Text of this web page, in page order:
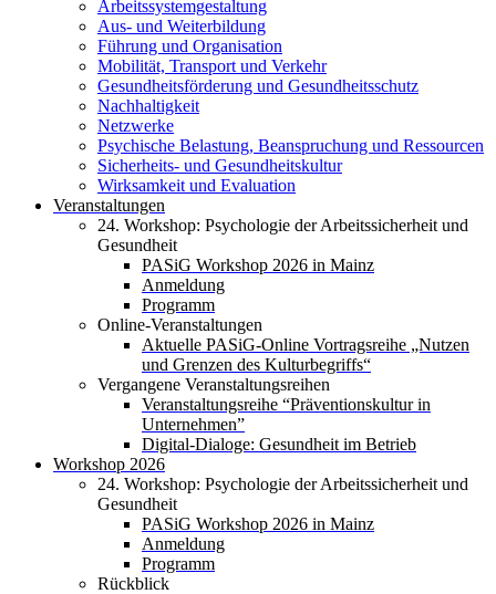
Arbeitssystemgestaltung
Aus- und Weiterbildung
Führung und Organisation
Mobilität, Transport und Verkehr
Gesundheitsförderung und Gesundheitsschutz
Nachhaltigkeit
Netzwerke
Psychische Belastung, Beanspruchung und Ressourcen
Sicherheits- und Gesundheitskultur
Wirksamkeit und Evaluation
Veranstaltungen
24. Workshop: Psychologie der Arbeitssicherheit und
Gesundheit
PASiG Workshop 2026 in Mainz
Anmeldung
Programm
Online-Veranstaltungen
Aktuelle PASiG-Online Vortragsreihe „Nutzen
und Grenzen des Kulturbegriffs“
Vergangene Veranstaltungsreihen
Veranstaltungsreihe “Präventionskultur in
Unternehmen”
Digital-Dialoge: Gesundheit im Betrieb
Workshop 2026
24. Workshop: Psychologie der Arbeitssicherheit und
Gesundheit
PASiG Workshop 2026 in Mainz
Anmeldung
Programm
Rückblick